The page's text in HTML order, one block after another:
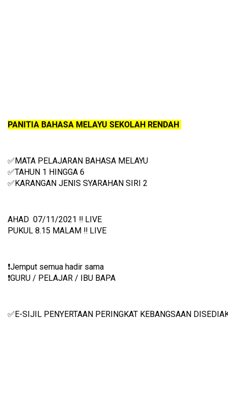
PANITIA BAHASA MELAYU SEKOLAH RENDAH
✅MATA PELAJARAN BAHASA MELAYU
✅TAHUN 1 HINGGA 6
✅ KARANGAN JENIS SYARAHAN SIRI 2
AHAD  07/11/2021 ‼️ LIVE
PUKUL 8.15 MALAM ‼️ LIVE
❗️Jemput semua hadir sama
❗️GURU / PELAJAR / IBU BAPA
✅E-SIJIL PENYERTAAN PERINGKAT KEBANGSAAN